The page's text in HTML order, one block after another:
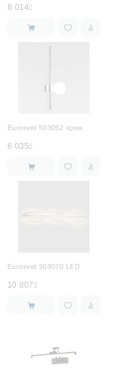
8 014
Eurosvet 503052 хром
6 035
Eurosvet 303070 LED
10 807